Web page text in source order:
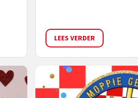
LEES VERDER